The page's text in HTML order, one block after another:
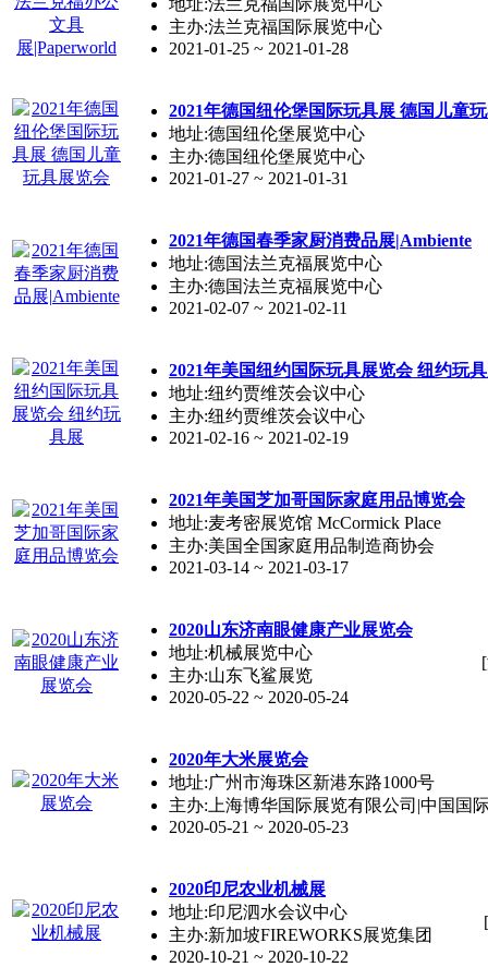
主办:法兰克福国际展览中心
2021-01-25 ~ 2021-01-28
2021年德国纽伦堡国际玩具展 德国儿童
地址:德国纽伦堡展览中心
主办:德国纽伦堡展览中心
2021-01-27 ~ 2021-01-31
2021年德国春季家厨消费品展|Ambiente
地址:德国法兰克福展览中心
主办:德国法兰克福展览中心
2021-02-07 ~ 2021-02-11
2021年美国纽约国际玩具展览会 纽约玩
地址:纽约贾维茨会议中心
主办:纽约贾维茨会议中心
2021-02-16 ~ 2021-02-19
2021年美国芝加哥国际家庭用品博览会
地址:麦考密展览馆 McCormick Place
主办:美国全国家庭用品制造商协会
2021-03-14 ~ 2021-03-17
2020山东济南眼健康产业展览会
地址:机械展览中心
主办:山东飞鲨展览
2020-05-22 ~ 2020-05-24
2020年大米展览会
地址:广州市海珠区新港东路1000号
主办:上海博华国际展览有限公司|中国国
2020-05-21 ~ 2020-05-23
2020印尼农业机械展
地址:印尼泗水会议中心
主办:新加坡FIREWORKS展览集团
2020-10-21 ~ 2020-10-22